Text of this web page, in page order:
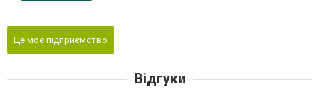
Це моє підприємство
Відгуки